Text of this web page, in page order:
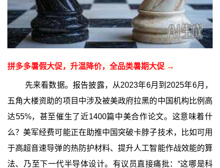
拼多多暑假大促，升温降价，全品类暑期大促 →
先来看数据。报告披露，从2023年6月到2025年6月，
五角大楼资助的项目中涉及被美政府拉黑的中国机构比例高
达55%，甚至催生了近1400篇中美合作论文。这意味着什
么？美军经费可能正在助推中国突破卡脖子技术，比如可用
于高超音速导弹的热防护材料、提升人工智能作战效能的算
法、乃至下一代半导体设计。有议员直接痛批：“这哪是科